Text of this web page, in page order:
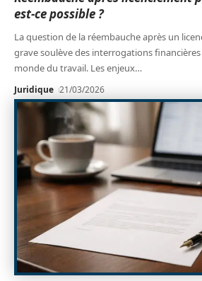
est-ce possible ?
La question de la réembauche après un
grave soulève des interrogations
monde du travail. Les enjeux…
Juridique 21/03/2026